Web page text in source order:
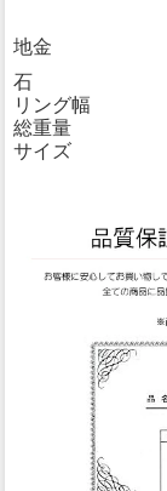
地金
石
リング幅
総重量
サイズ